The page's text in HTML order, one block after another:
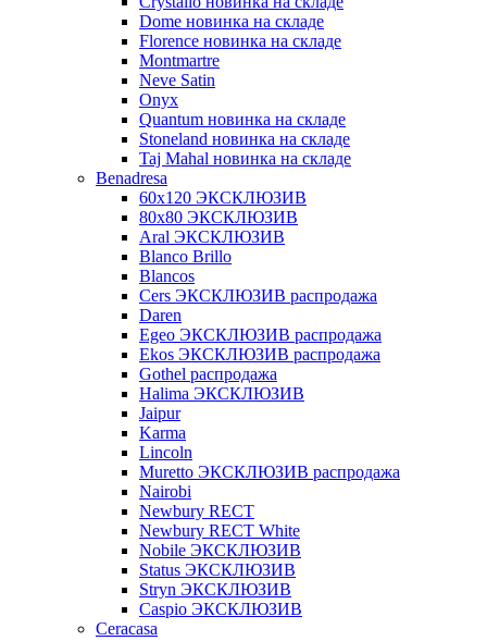
Dome новинка на складе
Florence новинка на складе
Montmartre
Neve Satin
Onyx
Quantum новинка на складе
Stoneland новинка на складе
Taj Mahal новинка на складе
Benadresa
60х120 ЭКСКЛЮЗИВ
80х80 ЭКСКЛЮЗИВ
Aral ЭКСКЛЮЗИВ
Blanco Brillo
Blancos
Cers ЭКСКЛЮЗИВ распродажа
Daren
Egeo ЭКСКЛЮЗИВ распродажа
Ekos ЭКСКЛЮЗИВ распродажа
Gothel распродажа
Halima ЭКСКЛЮЗИВ
Jaipur
Karma
Lincoln
Muretto ЭКСКЛЮЗИВ распродажа
Nairobi
Newbury RECT
Newbury RECT White
Nobile ЭКСКЛЮЗИВ
Status ЭКСКЛЮЗИВ
Stryn ЭКСКЛЮЗИВ
Сaspio ЭКСКЛЮЗИВ
Ceracasa